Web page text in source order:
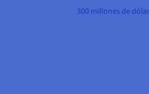
300 millones de